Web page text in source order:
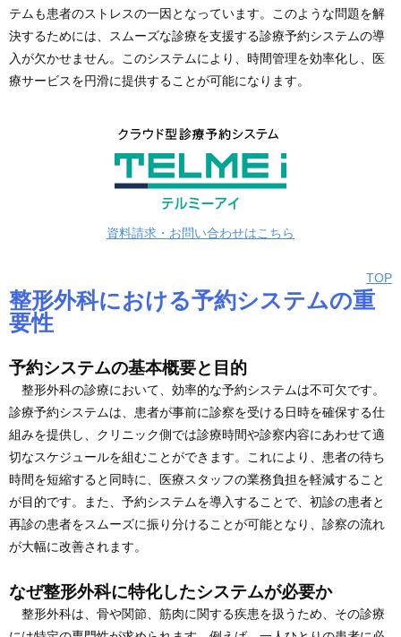
テムも患者のストレスの一因となっています。このような問題を解
決するためには、スムーズな診療を支援する診療予約システムの導
入が欠かせません。このシステムにより、時間管理を効率化し、医
療サービスを円滑に提供することが可能になります。
資料請求・お問い合わせはこちら
TOP
整形外科における予約システムの重
要性
予約システムの基本概要と目的
整形外科の診療において、効率的な予約システムは不可欠です。
診療予約システムは、患者が事前に診察を受ける日時を確保する仕
組みを提供し、クリニック側では診療時間や診察内容にあわせて適
切なスケジュールを組むことができます。これにより、患者の待ち
時間を短縮すると同時に、医療スタッフの業務負担を軽減すること
が目的です。また、予約システムを導入することで、初診の患者と
再診の患者をスムーズに振り分けることが可能となり、診察の流れ
が大幅に改善されます。
なぜ整形外科に特化したシステムが必要か
整形外科は、骨や関節、筋肉に関する疾患を扱うため、その診療